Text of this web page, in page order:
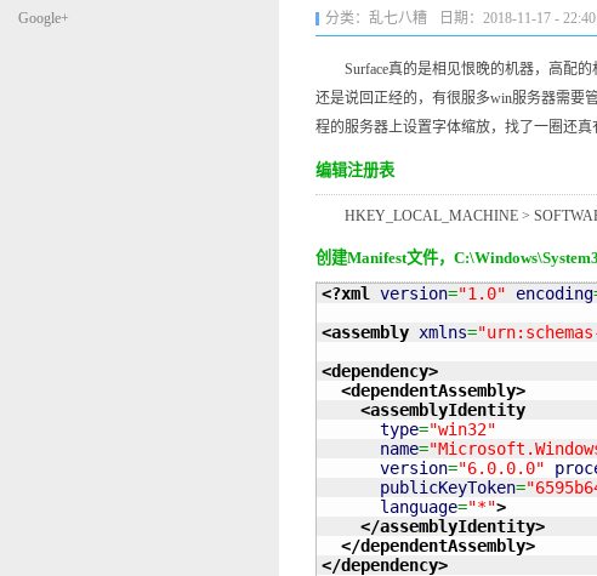
分类： 乱七八糟 日期：2018-11-17 -
Surface真的是相见恨晚的机器，高配的
还是说回正经的，有很服多win服务器需要
程的服务器上设置字体缩放，找了一圈还真
编辑注册表
HKEY_LOCAL_MACHINE > SOFTWARE
创建Manifest文件，
<?xml version="1.0" encoding
<assembly xmlns=
<dependency>
<dependentAssembly>
<assemblyIdentity
type="win32"
name=
version="6.0.0.0"
publicKeyToken=
language="*">
</assemblyIdentity>
</dependentAssembly>
</dependency>
Transitional
Google+